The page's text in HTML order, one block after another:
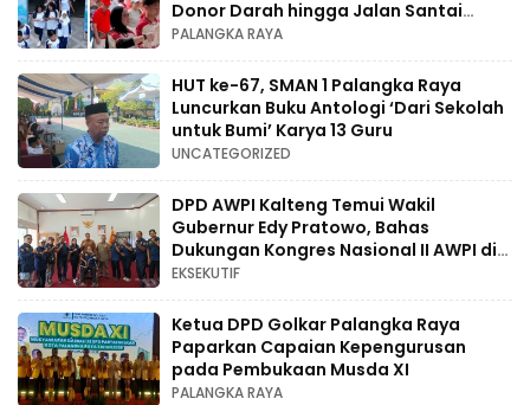
Donor Darah hingga Jalan Santai
Berhadiah Doorprize
PALANGKA RAYA
HUT ke-67, SMAN 1 Palangka Raya
Luncurkan Buku Antologi ‘Dari Sekolah
untuk Bumi’ Karya 13 Guru
UNCATEGORIZED
DPD AWPI Kalteng Temui Wakil
Gubernur Edy Pratowo, Bahas
Dukungan Kongres Nasional II AWPI di
Kalimantan Tengah
EKSEKUTIF
Ketua DPD Golkar Palangka Raya
Paparkan Capaian Kepengurusan
pada Pembukaan Musda XI
PALANGKA RAYA